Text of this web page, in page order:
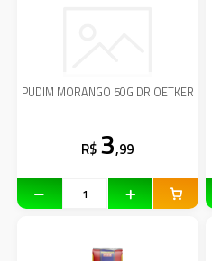
PUDIM MORANGO 50G DR OETKER
R$ 3,99